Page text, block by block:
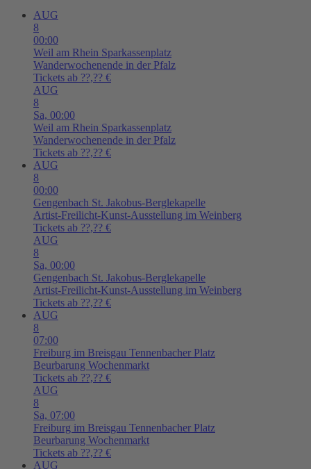
AUG
8
00:00
Weil am Rhein Sparkassenplatz
Wanderwochenende in der Pfalz
Tickets ab ??,?? €
AUG
8
Sa, 00:00
Weil am Rhein Sparkassenplatz
Wanderwochenende in der Pfalz
Tickets ab ??,?? €
AUG
8
00:00
Gengenbach St. Jakobus-Berglekapelle
Artist-Freilicht-Kunst-Ausstellung im Weinberg
Tickets ab ??,?? €
AUG
8
Sa, 00:00
Gengenbach St. Jakobus-Berglekapelle
Artist-Freilicht-Kunst-Ausstellung im Weinberg
Tickets ab ??,?? €
AUG
8
07:00
Freiburg im Breisgau Tennenbacher Platz
Beurbarung Wochenmarkt
Tickets ab ??,?? €
AUG
8
Sa, 07:00
Freiburg im Breisgau Tennenbacher Platz
Beurbarung Wochenmarkt
Tickets ab ??,?? €
AUG